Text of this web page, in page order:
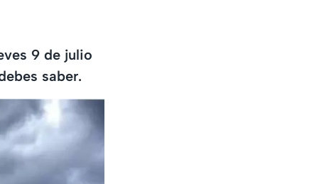
9 de julio
saber.